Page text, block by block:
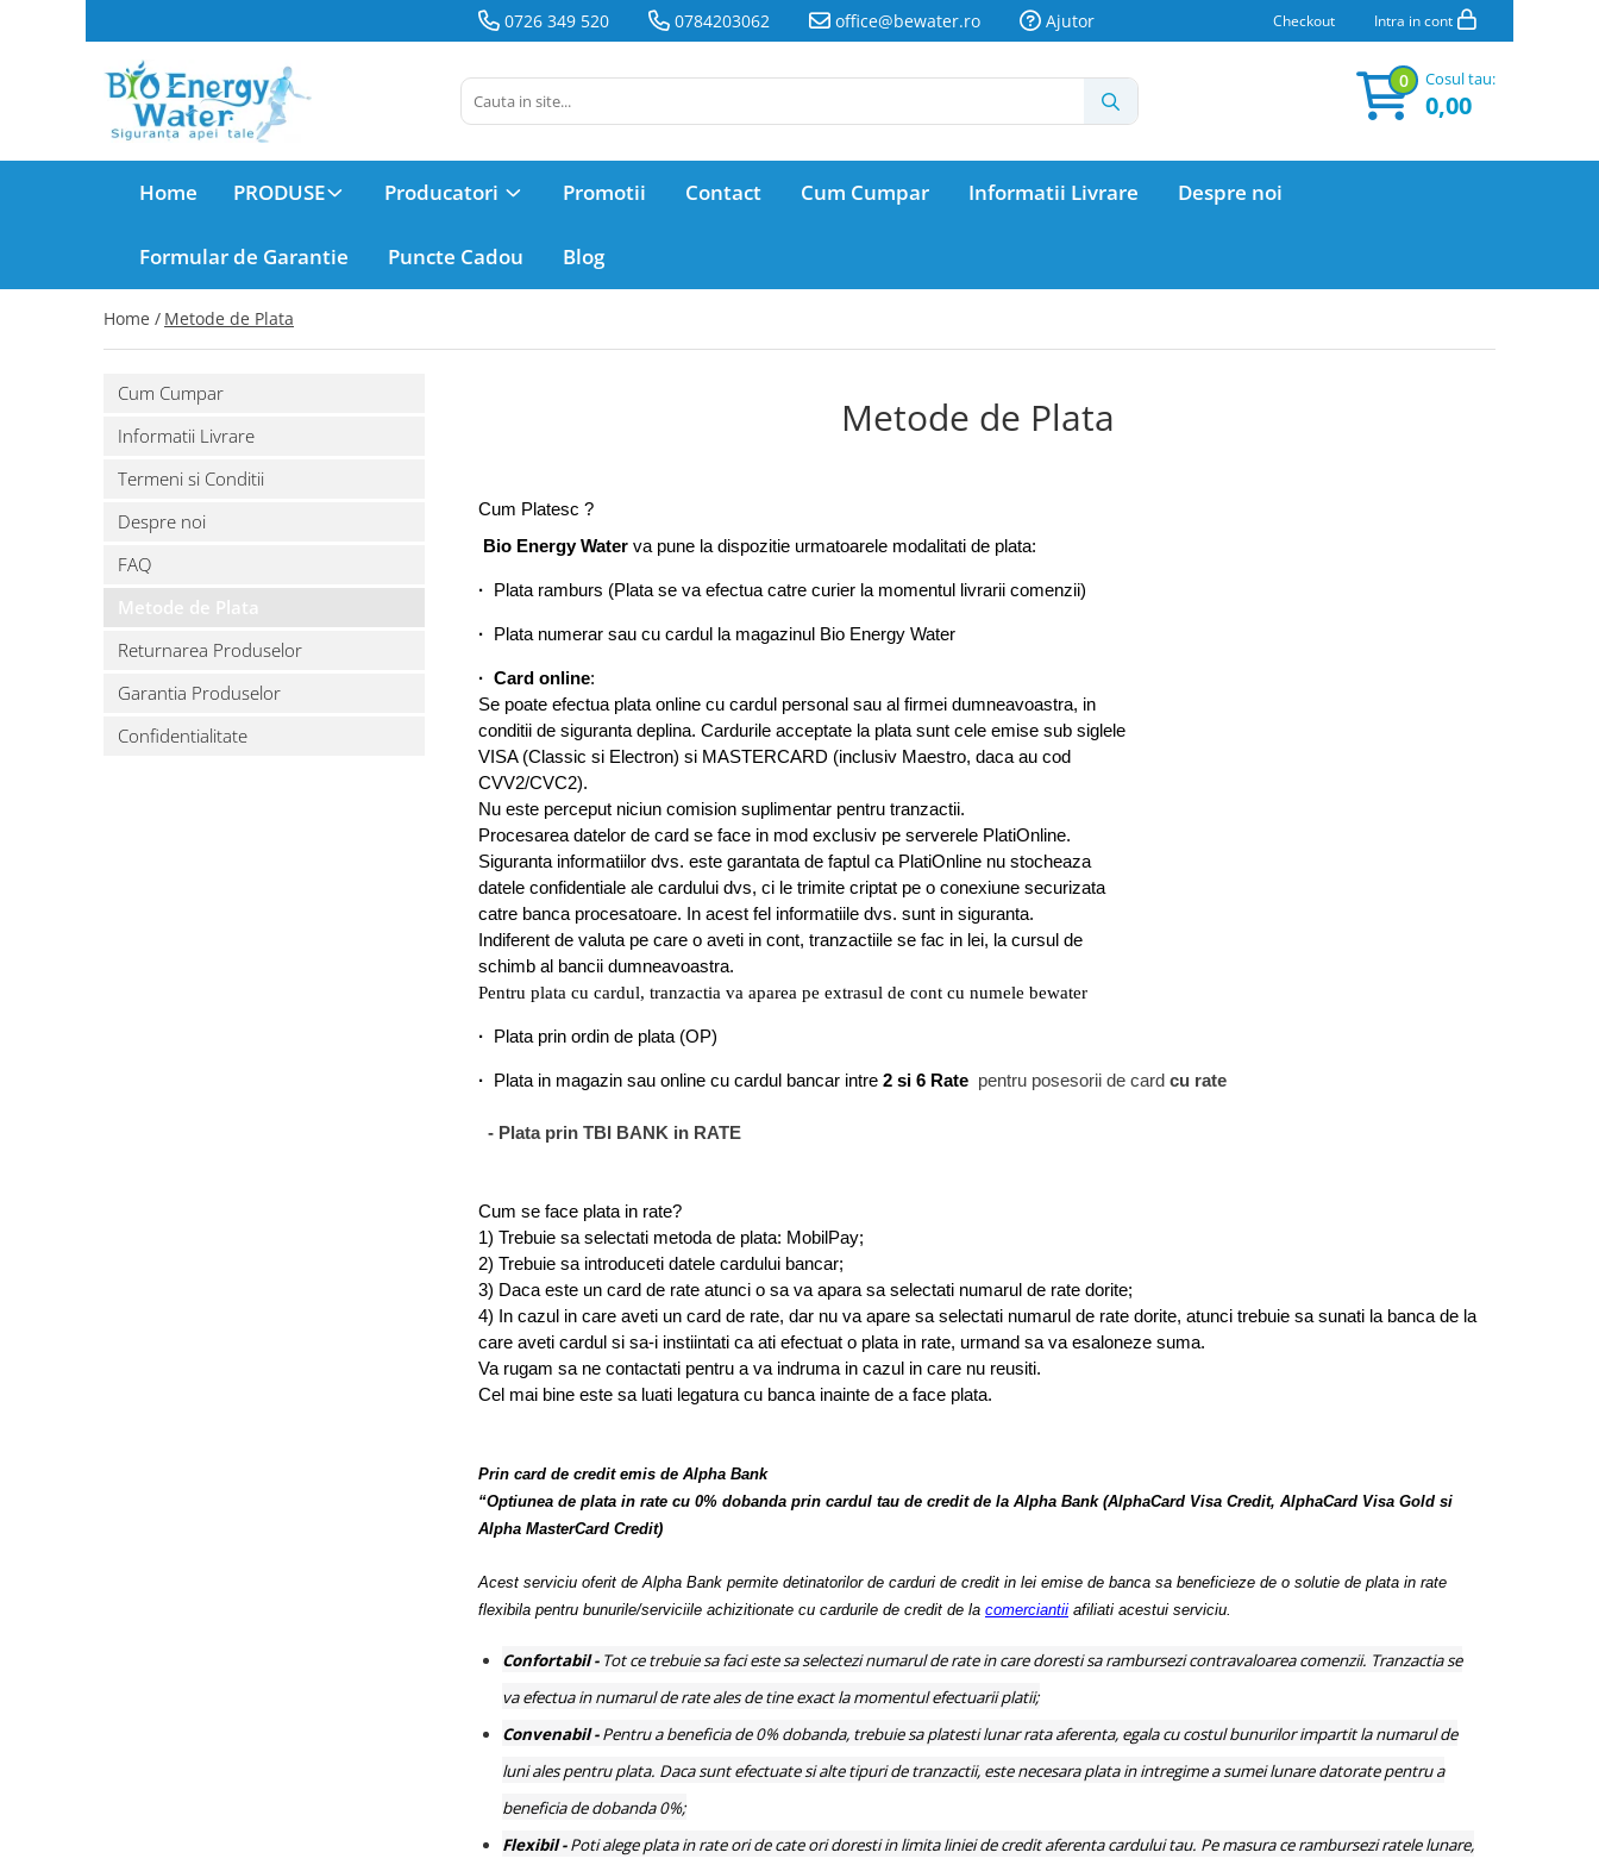
PRODUSE
Dozatoare
si Filtre de
Consumabile
Abonamente
Dozatoare
Dozatoare
Filtre Apa
Distilatoare
Generator
de Ozon
Producatori
BeWater
Brita
Hyundai
MegaHome
Samsung
Whirlpool
0726 349 520 0784203062 office@bewater.ro Ajutor Checkout Intra in cont
0 Cosul tau:
0,00
PRODUSE
Home Producatori Promotii Contact Cum Cumpar Informatii Livrare Despre noi
Formular de Garantie Puncte Cadou Blog
Home / Metode de Plata
Metode de Plata
Cum Platesc ?
Bio Energy Water va pune la dispozitie urmatoarele modalitati de plata:
· Plata ramburs (Plata se va efectua catre curier la momentul livrarii comenzii)
· Plata numerar sau cu cardul la magazinul Bio Energy Water
· Card online:
Se poate efectua plata online cu cardul personal sau al firmei dumneavoastra, in
conditii de siguranta deplina. Cardurile acceptate la plata sunt cele emise sub siglele
VISA (Classic si Electron) si MASTERCARD (inclusiv Maestro, daca au cod
CVV2/CVC2).
Nu este perceput niciun comision suplimentar pentru tranzactii.
Procesarea datelor de card se face in mod exclusiv pe serverele PlatiOnline.
Siguranta informatiilor dvs. este garantata de faptul ca PlatiOnline nu stocheaza
datele confidentiale ale cardului dvs, ci le trimite criptat pe o conexiune securizata
catre banca procesatoare. In acest fel informatiile dvs. sunt in siguranta.
Indiferent de valuta pe care o aveti in cont, tranzactiile se fac in lei, la cursul de
schimb al bancii dumneavoastra.
Pentru plata cu cardul, tranzactia va aparea pe extrasul de cont cu numele bewater
· Plata prin ordin de plata (OP)
· Plata in magazin sau online cu cardul bancar intre 2 si 6 Rate pentru posesorii de card cu rate
- Plata prin TBI BANK in RATE
Cum se face plata in rate?
1) Trebuie sa selectati metoda de plata: MobilPay;
2) Trebuie sa introduceti datele cardului bancar;
3) Daca este un card de rate atunci o sa va apara sa selectati numarul de rate dorite;
4) In cazul in care aveti un card de rate, dar nu va apare sa selectati numarul de rate dorite, atunci trebuie sa sunati la banca de la
care aveti cardul si sa-i instiintati ca ati efectuat o plata in rate, urmand sa va esaloneze suma.
Va rugam sa ne contactati pentru a va indruma in cazul in care nu reusiti.
Cel mai bine este sa luati legatura cu banca inainte de a face plata.
Prin card de credit emis de Alpha Bank
“Optiunea de plata in rate cu 0% dobanda prin cardul tau de credit de la Alpha Bank (AlphaCard Visa Credit, AlphaCard Visa Gold si
Alpha MasterCard Credit)
Acest serviciu oferit de Alpha Bank permite detinatorilor de carduri de credit in lei emise de banca sa beneficieze de o solutie de plata in rate
flexibila pentru bunurile/serviciile achizitionate cu cardurile de credit de la comerciantii afiliati acestui serviciu.
Confortabil - Tot ce trebuie sa faci este sa selectezi numarul de rate in care doresti sa rambursezi contravaloarea comenzii. Tranzactia se
va efectua in numarul de rate ales de tine exact la momentul efectuarii platii;
Convenabil -Pentru a beneficia de 0% dobanda, trebuie sa platesti lunar rata aferenta, egala cu costul bunurilor impartit la numarul de
luni ales pentru plata. Daca sunt efectuate si alte tipuri de tranzactii, este necesara plata in intregime a sumei lunare datorate pentru a
beneficia de dobanda 0%;
Flexibil -Poti alege plata in rate ori de cate ori doresti in limita liniei de credit aferenta cardului tau. Pe masura ce rambursezi ratele lunare,
Cum Cumpar
Informatii Livrare
Termeni si Conditii
Despre noi
FAQ
Metode de Plata
Returnarea Produselor
Garantia Produselor
Confidentialitate